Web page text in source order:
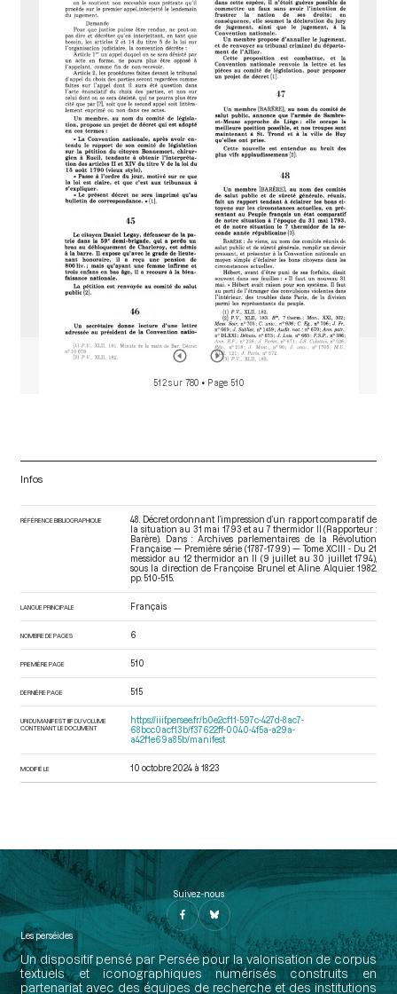
512 sur 780 • Page 510
Infos
RÉFÉRENCE BIBLIOGRAPHIQUE
48. Décret ordonnant l’impression d’un rapport comparatif de
la situation au 31 mai 1793 et au 7 thermidor II (Rapporteur :
Barère). Dans : Archives parlementaires de la Révolution
Française — Première série (1787-1799) — Tome XCIII - Du 21
messidor au 12 thermidor an II (9 juillet au 30 juillet 1794),
sous la direction de Françoise Brunel et Aline Alquier. 1982.
pp. 510-515.
LANGUE PRINCIPALE Français
NOMBRE DE PAGES 6
PREMIÈRE PAGE 510
DERNIÈRE PAGE 515
URI DU MANIFEST IIIF DU VOLUME
CONTENANT LE DOCUMENT
https://iiif.persee.fr/b0e2cf11-597c-427d-8ac7-
68bcc0acf13b/f37622ff-0040-4f5a-a29a-
a42f1e69a85b/manifest
MODIFIÉ LE 10 octobre 2024 à 18:23
Suivez-nous
Les perséides
Un dispositif pensé par Persée pour la valorisation de corpus
textuels et iconographiques numérisés construits en
partenariat avec des équipes de recherche et des institutions